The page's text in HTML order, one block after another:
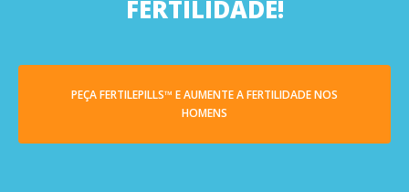
FERTILIDADE!
PEÇA FERTILEPILLS™ E AUMENTE A FERTILIDADE NOS
HOMENS